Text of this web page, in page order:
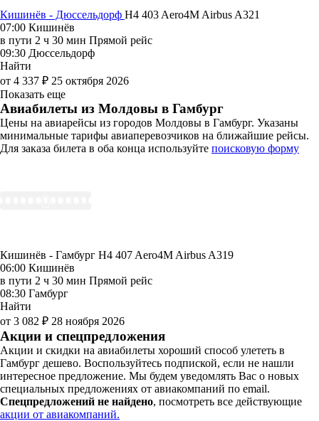
Кишинёв - Дюссельдорф H4 403 Aero4M Airbus A321
07:00 Кишинёв
в пути 2 ч 30 мин Прямой рейс
09:30 Дюссельдорф
Найти
от 4 337 ₽ 25 октября 2026
Показать еще
Авиабилеты из Молдовы в Гамбург
Цены на авиарейсы из городов Молдовы в Гамбург. Указаны
минимальные тарифы авиаперевозчиков на ближайшие рейсы.
Для заказа билета в оба конца используйте поисковую форму
Кишинёв - Гамбург H4 407 Aero4M Airbus A319
06:00 Кишинёв
в пути 2 ч 30 мин Прямой рейс
08:30 Гамбург
Найти
от 3 082 ₽ 28 ноября 2026
Акции и спецпредложения
Акции и скидки на авиабилеты хороший способ улететь в
Гамбург дешево. Воспользуйтесь подпиской, если не нашли
интересное предложение. Мы будем уведомлять Вас о новых
специальных предложениях от авиакомпаний по email.
Спецпредложений не найдено, посмотреть все действующие
акции от авиакомпаний.